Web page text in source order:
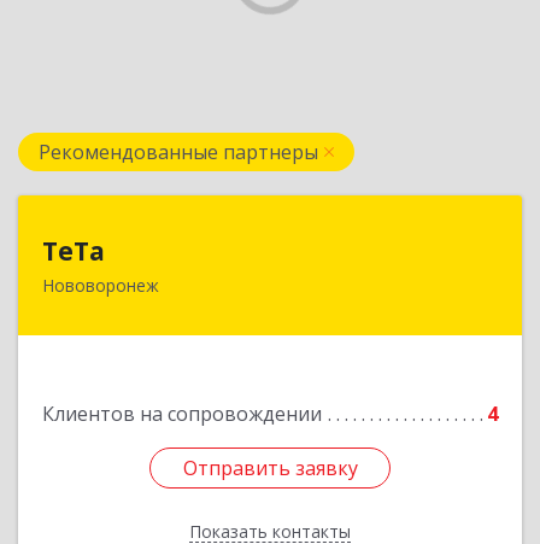
Рекомендованные партнеры
ТеТа
Нововоронеж
Клиентов на сопровождении 4
Отправить заявку
Показать контакты
396 073, Нововоронеж г, а/я, дом № 30
Отправить заявку
Назад